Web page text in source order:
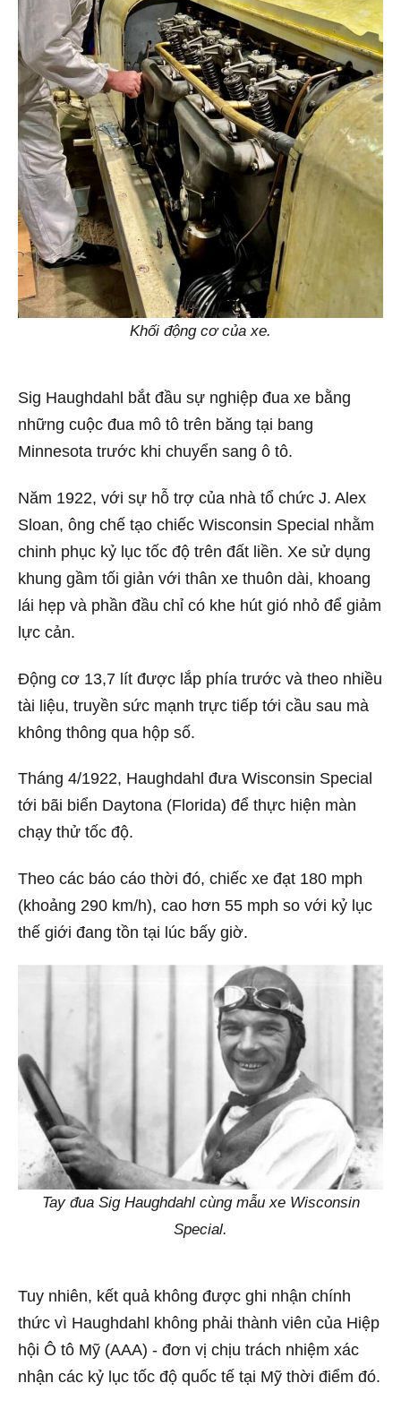
Khối động cơ của xe.
Sig Haughdahl bắt đầu sự nghiệp đua xe bằng
những cuộc đua mô tô trên băng tại bang
Minnesota trước khi chuyển sang ô tô.
Năm 1922, với sự hỗ trợ của nhà tổ chức J. Alex
Sloan, ông chế tạo chiếc Wisconsin Special nhằm
chinh phục kỷ lục tốc độ trên đất liền. Xe sử dụng
khung gầm tối giản với thân xe thuôn dài, khoang
lái hẹp và phần đầu chỉ có khe hút gió nhỏ để giảm
lực cản.
Động cơ 13,7 lít được lắp phía trước và theo nhiều
tài liệu, truyền sức mạnh trực tiếp tới cầu sau mà
không thông qua hộp số.
Tháng 4/1922, Haughdahl đưa Wisconsin Special
tới bãi biển Daytona (Florida) để thực hiện màn
chạy thử tốc độ.
Theo các báo cáo thời đó, chiếc xe đạt 180 mph
(khoảng 290 km/h), cao hơn 55 mph so với kỷ lục
thế giới đang tồn tại lúc bấy giờ.
Tay đua Sig Haughdahl cùng mẫu xe Wisconsin
Special.
Tuy nhiên, kết quả không được ghi nhận chính
thức vì Haughdahl không phải thành viên của Hiệp
hội Ô tô Mỹ (AAA) - đơn vị chịu trách nhiệm xác
nhận các kỷ lục tốc độ quốc tế tại Mỹ thời điểm đó.